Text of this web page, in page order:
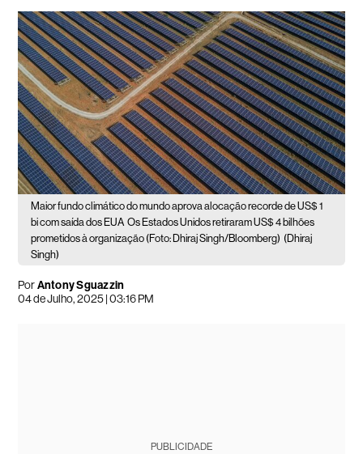
Maior fundo climático do mundo aprova alocação recorde de US$ 1
bi com saída dos EUA Os Estados Unidos retiraram US$ 4 bilhões
prometidos à organização (Foto: Dhiraj Singh/Bloomberg) (Dhiraj
Singh)
PorAntony Sguazzin
04 de Julho, 2025 | 03:16 PM
PUBLICIDADE